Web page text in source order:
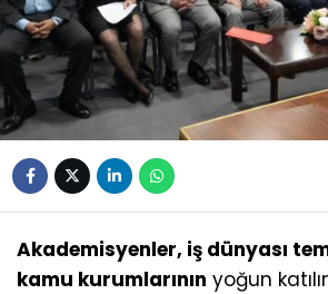
Akademisyenler, iş dünyası
kamu kurumlarının yoğun